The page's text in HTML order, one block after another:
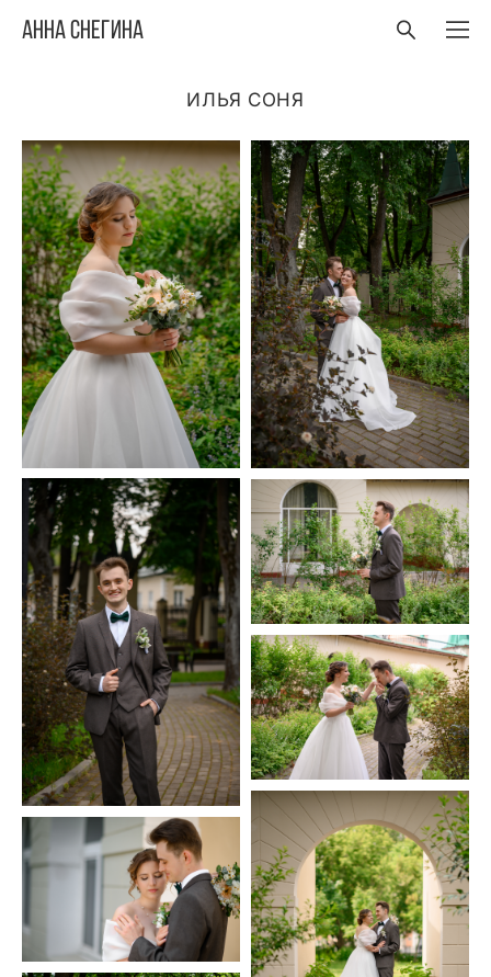
Анна Снегина
ИЛЬЯ СОНЯ